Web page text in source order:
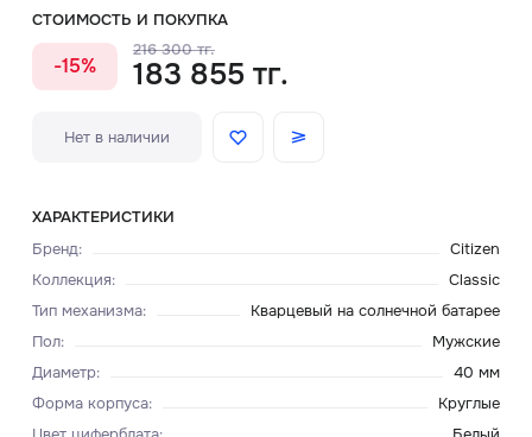
СТОИМОСТЬ И ПОКУПКА
-15%
216 300 тг.
183 855 тг.
Нет в наличии
ХАРАКТЕРИСТИКИ
Бренд:
Citizen
Коллекция:
Classic
Тип механизма:
Кварцевый на солнечной батарее
Пол:
Мужские
Диаметр:
40 мм
Форма корпуса:
Круглые
О нас
Доставка и оплата